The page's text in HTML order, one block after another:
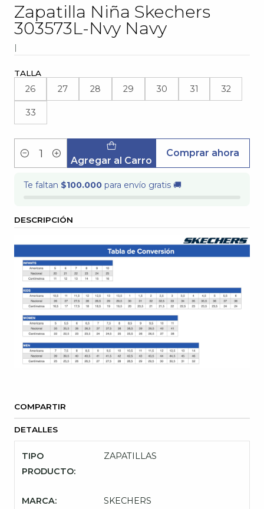
Zapatilla Niña Skechers
303573L-Nvy Navy
|
TALLA
26 27 28 29 30 31 32
33
Cantidad Agregar al Carro
Comprar ahora
Te faltan $100.000 para envío gratis 🚚
DESCRIPCIÓN
COMPARTIR
DETALLES
TIPO
PRODUCTO:
ZAPATILLAS
MARCA: SKECHERS